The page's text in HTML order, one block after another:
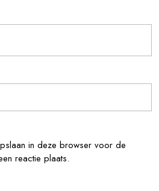
in deze browser voor de
reactie plaats.